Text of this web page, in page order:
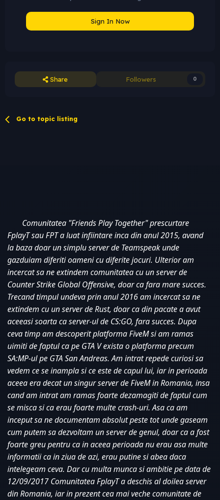
Sign In Now
Share Followers 0
Go to topic listing
Comunitatea "Friends Play Together" prescurtare
FplayT sau FPT a luat infiintare inca din anul 2015, avand
la baza doar un simplu server de Teamspeak unde
gazduiam diferiti oameni cu diferite jocuri. Ulterior am
incercat sa ne extindem comunitatea cu un server de
Counter Strike Global Offensive, doar ca fara mare succes.
Trecand timpul undeva prin anul 2016 am incercat sa ne
extindem cu un server de Rust, doar ca din pacate a avut
aceeasi soarta ca server-ul de CS:GO, fara succes. Dupa
ceva timp am descoperit platforma FiveM si am ramas
uimiti de faptul ca pe GTA V exista o platforma precum
SA:MP-ul pe GTA San Andreas. Am intrat repede curiosi sa
vedem ce se inampla si ce este de capul lui, iar in perioada
aceea era decat un singur server de FiveM in Romania, insa
cand am intrat am ramas foarte dezamagiti de faptul cum
se misca si ca erau foarte multe crash-uri. Asa ca am
inceput sa ne documentam absolut peste tot unde gaseam
cum putem sa dezvoltam un server de genul, doar ca a fost
foarte greu pentru ca in aceea perioada nu erau asa multe
informatii ca in ziua de azi, erau putine si abea daca
intelegeam ceva. Dar cu multa munca si ambitie pe data de
12/09/2017 Comunitatea FplayT a deschis al doilea server
din Romania, iar in prezent cea mai veche comunitate de